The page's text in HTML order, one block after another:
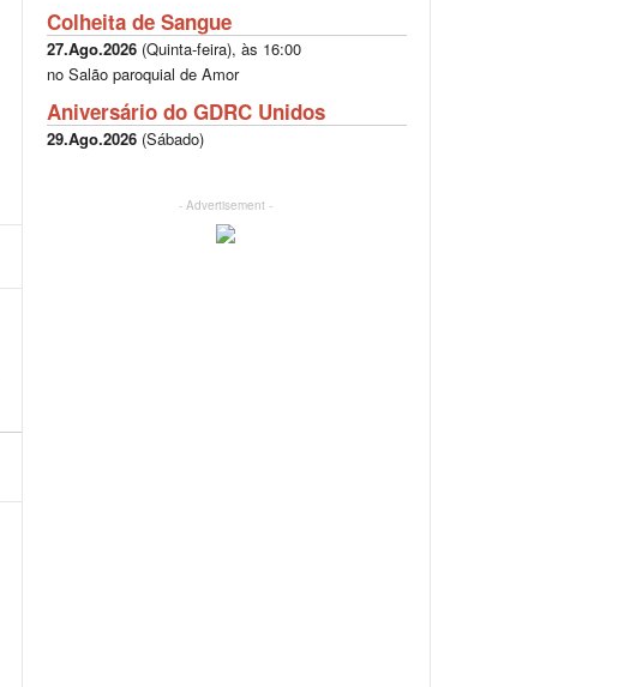
Colheita de Sangue
27.Ago.2026(Quinta-feira), às 16:00
no Salão paroquial de Amor
Aniversário do GDRC Unidos
29.Ago.2026(Sábado)
- Advertisement -